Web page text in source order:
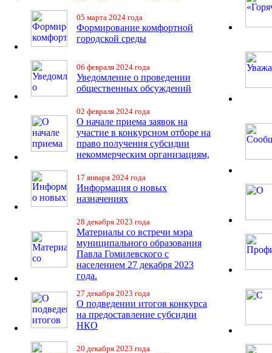
05 марта 2024 года
Формирование комфортной
городской среды
06 февраля 2024 года
Уведомление о проведении
общественных обсуждений
02 февраля 2024 года
О начале приема заявок на
участие в конкурсном отборе на
право получения субсидии
некоммерческим организациям,
17 января 2024 года
Информация о новых
назначениях
28 декабря 2023 года
Материалы со встречи мэра
муниципального образования
Павла Гомилевского с
населением 27 декабря 2023
года.
27 декабря 2023 года
О подведении итогов конкурса
на предоставление субсидии
НКО
20 декабря 2023 года